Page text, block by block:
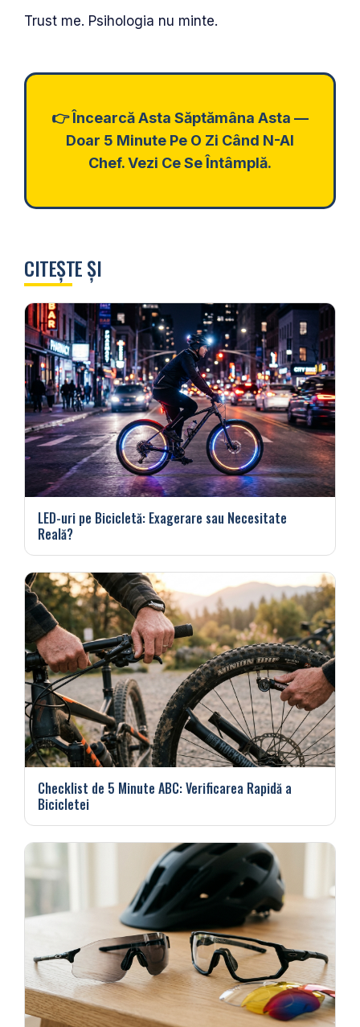
Trust me. Psihologia nu minte.
👉 Încearcă Asta Săptămâna Asta —
Doar 5 Minute Pe O Zi Când N-AI
Chef. Vezi Ce Se Întâmplă.
CITEȘTE ȘI
LED-uri pe Bicicletă: Exagerare sau Necesitate
Reală?
Checklist de 5 Minute ABC: Verificarea Rapidă a
Bicicletei